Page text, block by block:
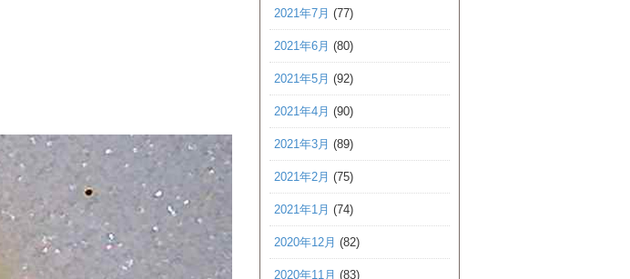
2021年7月 (77)
2021年6月 (80)
2021年5月 (92)
2021年4月 (90)
2021年3月 (89)
2021年2月 (75)
2021年1月 (74)
2020年12月 (82)
2020年11月 (83)